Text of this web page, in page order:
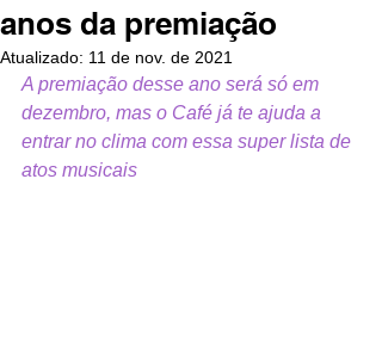
anos da premiação
Atualizado: 11 de nov. de 2021
A premiação desse ano será só em
dezembro, mas o Café já te ajuda a
entrar no clima com essa super lista de
atos musicais